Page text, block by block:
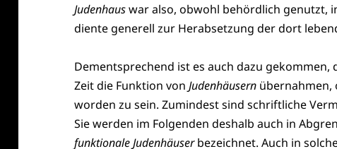
Judenhauswar also, obwohl behördlich genutzt,
diente generell zur Herabsetzung der dort
Dementsprechend ist es auch dazu gekommen,
Zeit die Funktion vonJudenhäusern übernahmen,
worden zu sein. Zumindest sind schriftliche
Sie werden im Folgenden deshalb auch in
funktionaleJudenhäuserbezeichnet. Auch in